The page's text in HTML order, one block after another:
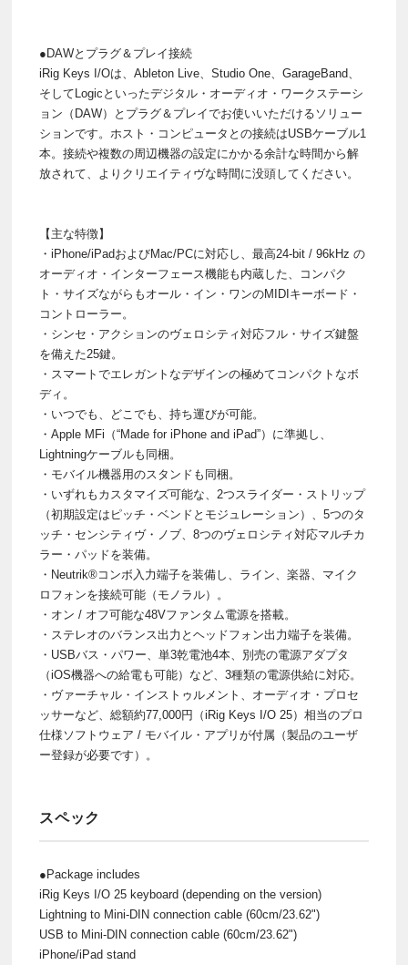
●DAWとプラグ＆プレイ接続
iRig Keys I/Oは、Ableton Live、Studio One、GarageBand、
そしてLogicといったデジタル・オーディオ・ワークステーシ
ョン（DAW）とプラグ＆プレイでお使いいただけるソリュー
ションです。ホスト・コンピュータとの接続はUSBケーブル1
本。接続や複数の周辺機器の設定にかかる余計な時間から解
放されて、よりクリエイティヴな時間に没頭してください。
【主な特徴】
・iPhone/iPadおよびMac/PCに対応し、最高24-bit / 96kHz の
オーディオ・インターフェース機能も内蔵した、コンパク
ト・サイズながらもオール・イン・ワンのMIDIキーボード・
コントローラー。
・シンセ・アクションのヴェロシティ対応フル・サイズ鍵盤
を備えた25鍵。
・スマートでエレガントなデザインの極めてコンパクトなボ
ディ。
・いつでも、どこでも、持ち運びが可能。
・Apple MFi（“Made for iPhone and iPad”）に準拠し、
Lightningケーブルも同梱。
・モバイル機器用のスタンドも同梱。
・いずれもカスタマイズ可能な、2つスライダー・ストリップ
（初期設定はピッチ・ベンドとモジュレーション）、5つのタ
ッチ・センシティヴ・ノブ、8つのヴェロシティ対応マルチカ
ラー・パッドを装備。
・Neutrik®コンボ入力端子を装備し、ライン、楽器、マイク
ロフォンを接続可能（モノラル）。
・オン / オフ可能な48Vファンタム電源を搭載。
・ステレオのバランス出力とヘッドフォン出力端子を装備。
・USBバス・パワー、単3乾電池4本、別売の電源アダプタ
（iOS機器への給電も可能）など、3種類の電源供給に対応。
・ヴァーチャル・インストゥルメント、オーディオ・プロセ
ッサーなど、総額約77,000円（iRig Keys I/O 25）相当のプロ
仕様ソフトウェア / モバイル・アプリが付属（製品のユーザ
ー登録が必要です）。
スペック
●Package includes
iRig Keys I/O 25 keyboard (depending on the version)
Lightning to Mini-DIN connection cable (60cm/23.62")
USB to Mini-DIN connection cable (60cm/23.62")
iPhone/iPad stand